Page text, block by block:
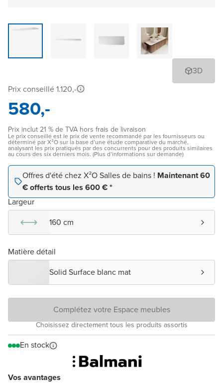
3D
Vos avantages
Prix conseillé 1.120,-
580,-
Prix inclut 21 % de TVA hors frais de livraison
Le prix conseillé est le prix de vente recommandé par les fournisseurs ou
déterminé par X²O sur la base d’une étude comparative du marché,
analysant les prix pratiqués par des concurrents pour des produits similaires
au cours des six derniers mois. (Plus d’informations sur demande)
Offres d'été chez X²O Salles de bains ! Maintenant 60
€ offerts tous les 600 € *
Largeur
160 cm
Matière détail
Solid Surface blanc mat
Complétez votre Espace meubles
Choisissez directement tous les produits assortis
En stock